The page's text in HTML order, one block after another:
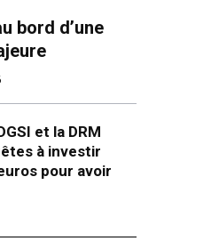
bord d’une
et la DRM
à investir
pour avoir